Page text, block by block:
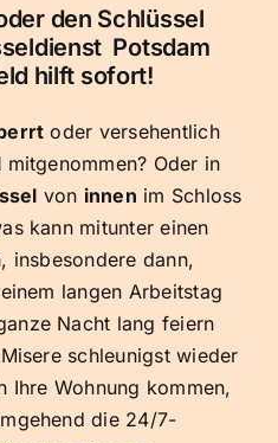
den Schlüssel
Potsdam
hilft sofort!
oder versehentlich
mitgenommen? Oder in
von innen im Schloss
kann mitunter einen
insbesondere dann,
langen Arbeitstag
Nacht lang feiern
schleunigst wieder
Ihre Wohnung kommen,
die 24/7-